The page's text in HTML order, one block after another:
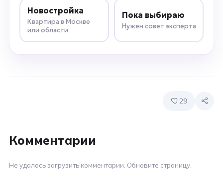
Новостройка
Квартира в Москве
или области
Пока выбираю
Нужен совет эксперта
29
Комментарии
Не удалось загрузить комментарии. Обновите страницу.